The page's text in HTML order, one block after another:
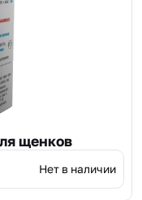
щенков
Нет в наличии